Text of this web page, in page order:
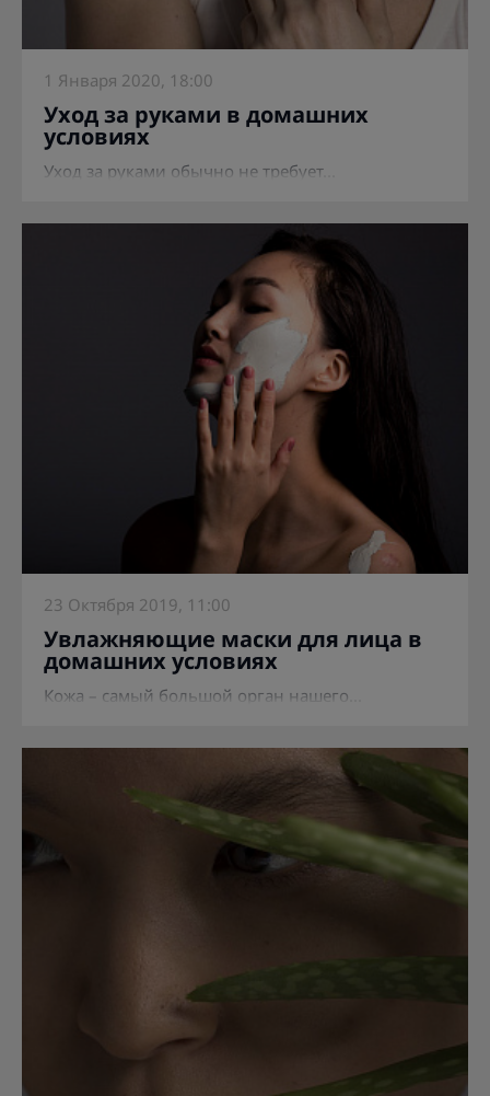
1 Января 2020, 18:00
Уход за руками в домашних
условиях
Уход за руками обычно не требует...
23 Октября 2019, 11:00
Увлажняющие маски для лица в
домашних условиях
Кожа – самый большой орган нашего...